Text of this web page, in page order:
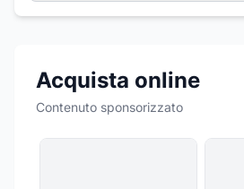
Acquista online
Contenuto sponsorizzato